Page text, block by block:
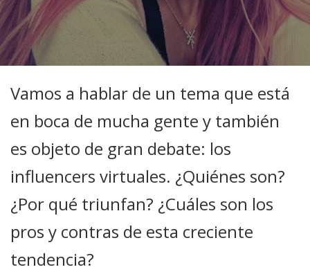
Vamos a hablar de un tema que está
en boca de mucha gente y también
es objeto de gran debate: los
influencers virtuales. ¿Quiénes son?
¿Por qué triunfan? ¿Cuáles son los
pros y contras de esta creciente
tendencia?